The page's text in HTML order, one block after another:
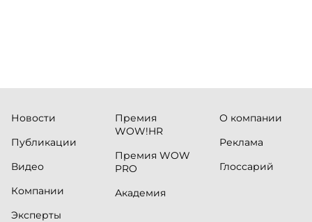
Новости
Публикации
Видео
Компании
Эксперты
Премия
WOW!HR
Премия WOW
PRO
Академия
О компании
Реклама
Глоссарий